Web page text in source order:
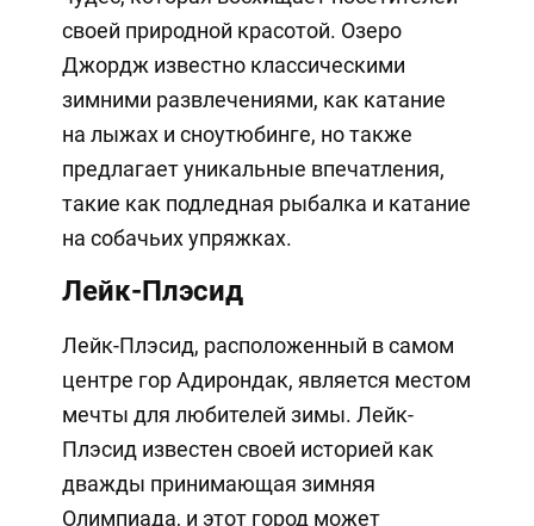
своей природной красотой. Озеро
Джордж известно классическими
зимними развлечениями, как катание
на лыжах и сноутюбинге, но также
предлагает уникальные впечатления,
такие как подледная рыбалка и катание
на собачьих упряжках.
Лейк-Плэсид
Лейк-Плэсид, расположенный в самом
центре гор Адирондак, является местом
мечты для любителей зимы. Лейк-
Плэсид известен своей историей как
дважды принимающая зимняя
Олимпиада, и этот город может